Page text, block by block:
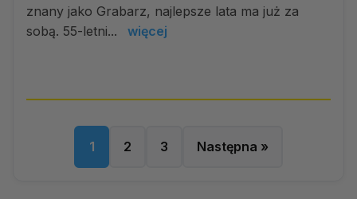
znany jako Grabarz, najlepsze lata ma już za
sobą. 55-letni...
więcej
1 2 3 Następna »